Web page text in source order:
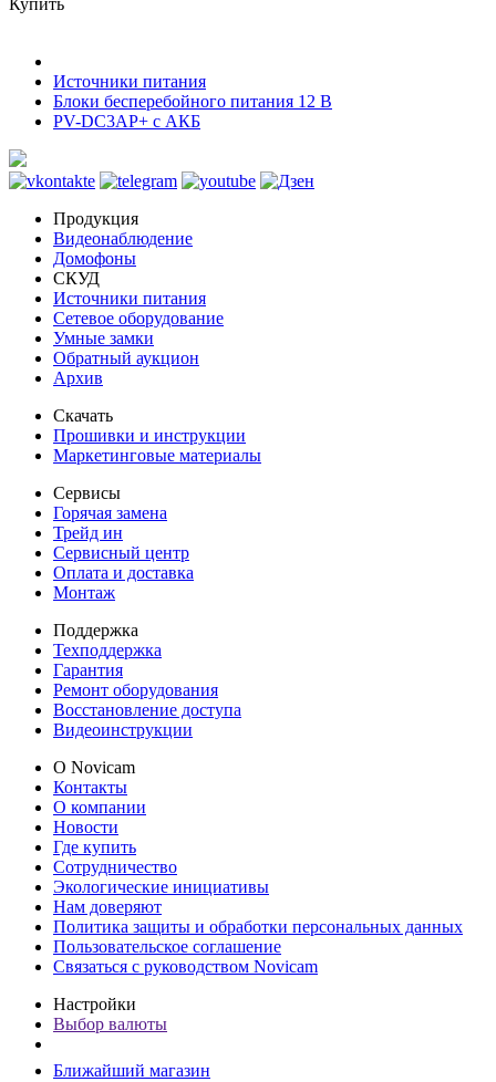
Купить
Источники питания
Блоки бесперебойного питания 12 В
PV-DC3AP+ с АКБ
Продукция
Видеонаблюдение
Домофоны
СКУД
Источники питания
Сетевое оборудование
Умные замки
Обратный аукцион
Архив
Скачать
Прошивки и инструкции
Маркетинговые материалы
Сервисы
Горячая замена
Трейд ин
Сервисный центр
Оплата и доставка
Монтаж
Поддержка
Техподдержка
Гарантия
Ремонт оборудования
Восстановление доступа
Видеоинструкции
О Novicam
Контакты
О компании
Новости
Где купить
Сотрудничество
Экологические инициативы
Нам доверяют
Политика защиты и обработки персональных данных
Пользовательское соглашение
Связаться с руководством Novicam
Настройки
Выбор валюты
Ближайший магазин